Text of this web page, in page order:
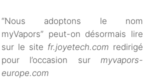
“Nous adoptons le nom
myVapors” peut-on désormais lire
sur le site fr.joyetech.com redirigé
pour l’occasion sur myvapors-
europe.com